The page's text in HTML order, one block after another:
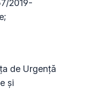
2019-
de Urgenţă
și